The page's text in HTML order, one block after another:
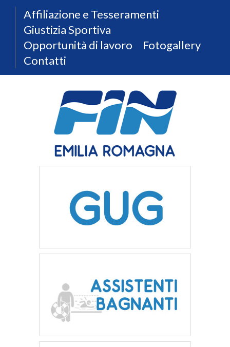
Affiliazione e Tesseramenti
Giustizia Sportiva
Opportunità di lavoro
Fotogallery
Contatti